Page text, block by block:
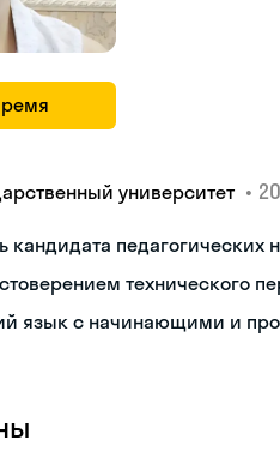
университет •
кандидата педагогических
технического
язык с начинающими и